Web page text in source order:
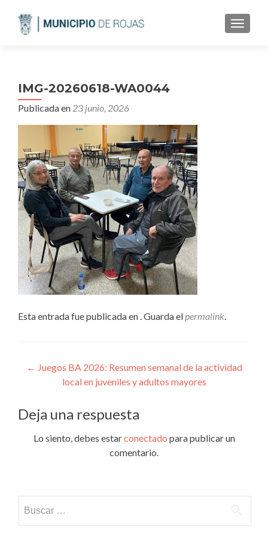
IMG-20260618-WA0044
Publicada en 23 junio, 2026
Esta entrada fue publicada en . Guarda elpermalink.
Navegación
entradas
← Juegos BA 2026: Resumen semanal de la actividad
local en juveniles y adultos mayores
Deja una respuesta
Lo siento, debes estarconectado para publicar un
comentario.